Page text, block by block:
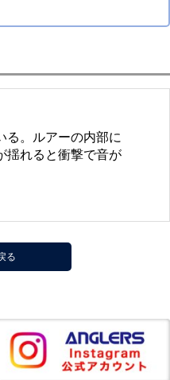
る。ルアーの内部に
揺れると衝撃で音が
る